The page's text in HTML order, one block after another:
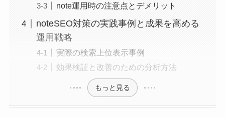
note運用時の注意点とデメリット
noteSEO対策の実践事例と成果を高める
運用戦略
実際の検索上位表示事例
効果検証と改善のための分析方法
もっと見る